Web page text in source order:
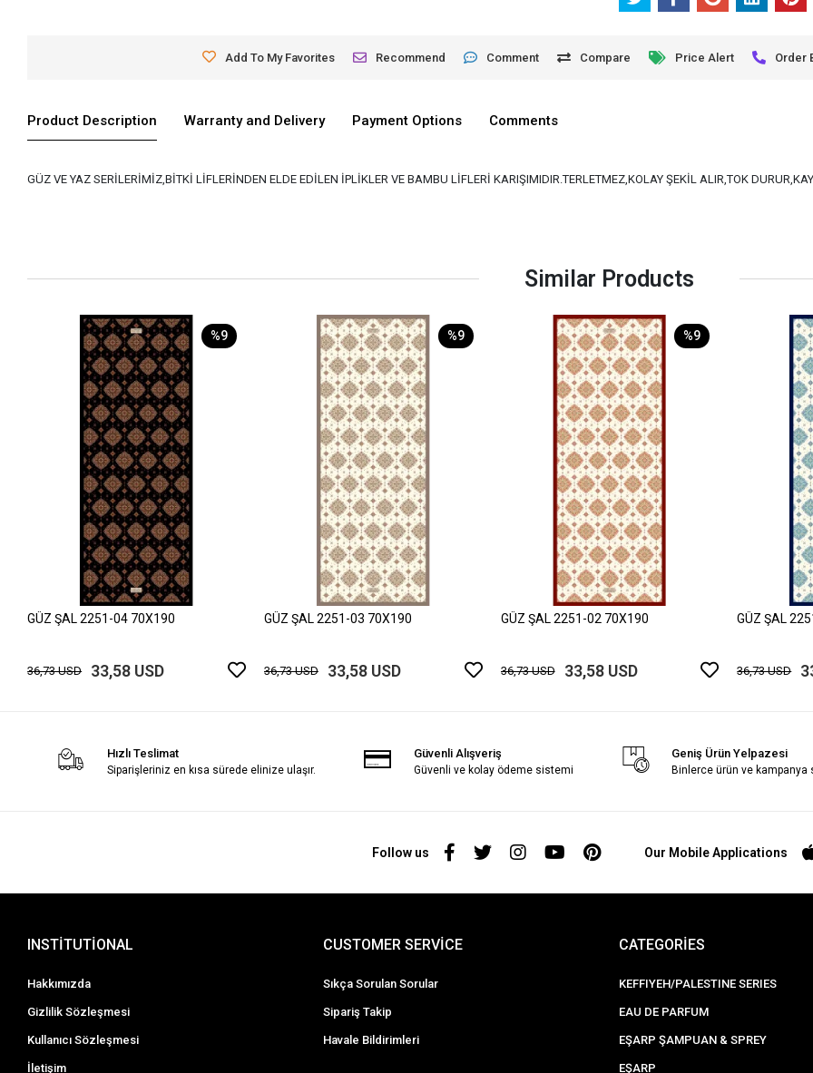
Add To My Favorites Recommend Comment Compare Price Alert Order
Product Description Warranty and Delivery Payment Options Comments
GÜZ VE YAZ SERİLERİMİZ,BİTKİ LİFLERİNDEN ELDE EDİLEN İPLİKLER VE BAMBU LİFLERİ KARIŞIMIDIR.TERLETMEZ,KOLAY ŞEKİL ALIR,TOK
Similar Products
%9
GÜZ ŞAL 2251-04 70X190
36,73 USD 33,58 USD
%9
GÜZ ŞAL 2251-03 70X190
36,73 USD 33,58 USD
%9
GÜZ ŞAL 2251-02 70X190
36,73 USD 33,58 USD
GÜZ ŞAL
36,73 USD
Hızlı Teslimat
Siparişleriniz en kısa sürede elinize ulaşır.
Güvenli Alışveriş
Güvenli ve kolay ödeme sistemi
Geniş Ürün Yelpazesi
Binlerce ürün ve kampanya
Follow us Our Mobile Applications
INSTİTUTİONAL
Hakkımızda
Gizlilik Sözleşmesi
Kullanıcı Sözleşmesi
İletişim
CUSTOMER SERVİCE
Sıkça Sorulan Sorular
Sipariş Takip
Havale Bildirimleri
CATEGORİES
KEFFIYEH/PALESTINE SERIES
EAU DE PARFUM
EŞARP ŞAMPUAN & SPREY
EŞARP